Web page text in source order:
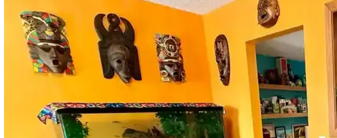
İki farklı yeşil çam dalı ürününün detaylı özellikleri, kullanıcı yorumları ve kullanım alanları
Rattan Ayakkabılık: Doğal Şıklık ve Fonksiyonellik Sunan Dekorasyon Seçeneği
Rattan ayakkabılık, doğal malzeme kullanımı ve estetik görünümüyle modern ve sürdürülebilir
Bambu Stor Perdeler Karşılaştırması: Evesen ve Linadora Modellerinin
Evesen ve Linadora bambu stor perdelerinin tasarım, dayanıklılık ve kullanım kolaylığı açısından
Bosch TSM6A011W ve Musullu Kahve Baharat Öğütücü Karşılaştırması
Bosch TSM6A011W ve Musullu kahve ve baharat öğütücüsü arasındaki farklar, özellikler ve kullanıcı